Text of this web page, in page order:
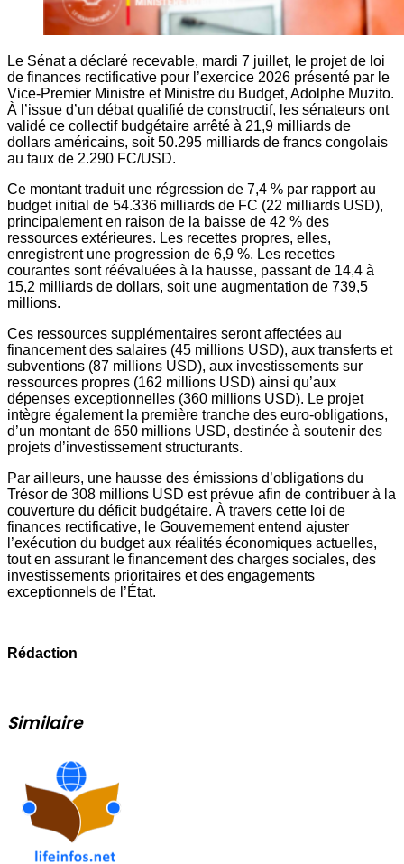
Le Sénat a déclaré recevable, mardi 7 juillet, le projet de loi
de finances rectificative pour l’exercice 2026 présenté par le
Vice-Premier Ministre et Ministre du Budget, Adolphe Muzito.
À l’issue d’un débat qualifié de constructif, les sénateurs ont
validé ce collectif budgétaire arrêté à 21,9 milliards de
dollars américains, soit 50.295 milliards de francs congolais
au taux de 2.290 FC/USD.
Ce montant traduit une régression de 7,4 % par rapport au
budget initial de 54.336 milliards de FC (22 milliards USD),
principalement en raison de la baisse de 42 % des
ressources extérieures. Les recettes propres, elles,
enregistrent une progression de 6,9 %. Les recettes
courantes sont réévaluées à la hausse, passant de 14,4 à
15,2 milliards de dollars, soit une augmentation de 739,5
millions.
Ces ressources supplémentaires seront affectées au
financement des salaires (45 millions USD), aux transferts et
subventions (87 millions USD), aux investissements sur
ressources propres (162 millions USD) ainsi qu’aux
dépenses exceptionnelles (360 millions USD). Le projet
intègre également la première tranche des euro-obligations,
d’un montant de 650 millions USD, destinée à soutenir des
projets d’investissement structurants.
Par ailleurs, une hausse des émissions d’obligations du
Trésor de 308 millions USD est prévue afin de contribuer à la
couverture du déficit budgétaire. À travers cette loi de
finances rectificative, le Gouvernement entend ajuster
l’exécution du budget aux réalités économiques actuelles,
tout en assurant le financement des charges sociales, des
investissements prioritaires et des engagements
exceptionnels de l’État.
Rédaction
Similaire